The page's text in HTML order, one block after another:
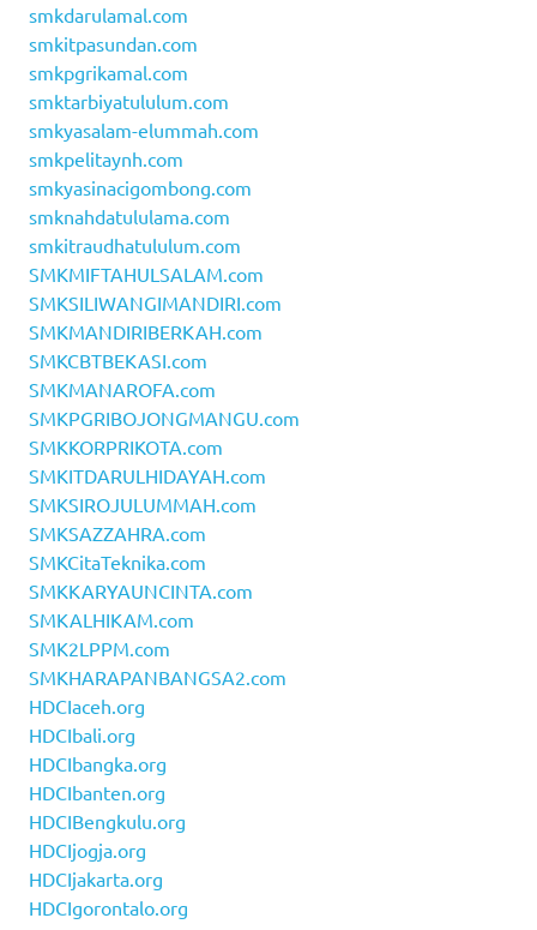
smkdarulamal.com
smkitpasundan.com
smkpgrikamal.com
smktarbiyatululum.com
smkyasalam-elummah.com
smkpelitaynh.com
smkyasinacigombong.com
smknahdatululama.com
smkitraudhatululum.com
SMKMIFTAHULSALAM.com
SMKSILIWANGIMANDIRI.com
SMKMANDIRIBERKAH.com
SMKCBTBEKASI.com
SMKMANAROFA.com
SMKPGRIBOJONGMANGU.com
SMKKORPRIKOTA.com
SMKITDARULHIDAYAH.com
SMKSIROJULUMMAH.com
SMKSAZZAHRA.com
SMKCitaTeknika.com
SMKKARYAUNCINTA.com
SMKALHIKAM.com
SMK2LPPM.com
SMKHARAPANBANGSA2.com
HDCIaceh.org
HDCIbali.org
HDCIbangka.org
HDCIbanten.org
HDCIBengkulu.org
HDCIjogja.org
HDCIjakarta.org
HDCIgorontalo.org